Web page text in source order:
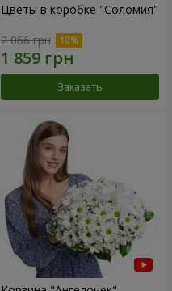
Цветы в коробке "Соломия"
2 066 грн
Заказать